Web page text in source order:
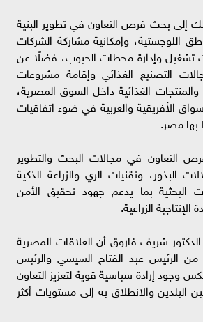
إلى بحث فرص التعاون في تطوير البنية
اللوجستية، وإمكانية مشاركة الشركات
تشغيل وإدارة محطات الحبوب، فضلًا عن
التصنيع الغذائي وإقامة مشروعات
الغذائية داخل السوق المصرية،
الأفريقية والعربية في ضوء اتفاقيات
بها مصر.
التعاون في مجالات البحث والتطوير
البذور، وتقنيات الري والزراعة الذكية
البحثية بما يدعم جهود تحقيق الأمن
الزراعية.
شريف فاروق أن العلاقات المصرية
الرئيس عبد الفتاح السيسي والرئيس
وجود إرادة سياسية قوية لتعزيز التعاون
البلدين والانطلاق به إلى مستويات أكثر